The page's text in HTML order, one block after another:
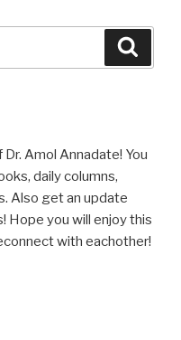
Amol Annadate! You
daily columns,
Also get an update
Hope you will enjoy this
with eachother!